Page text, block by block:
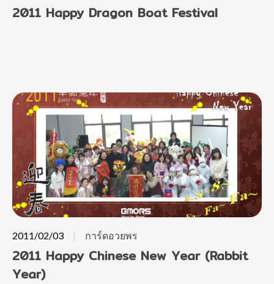
2011 Happy Dragon Boat Festival
2011/02/03 การ์ดอวยพร
2011 Happy Chinese New Year (Rabbit
Year)